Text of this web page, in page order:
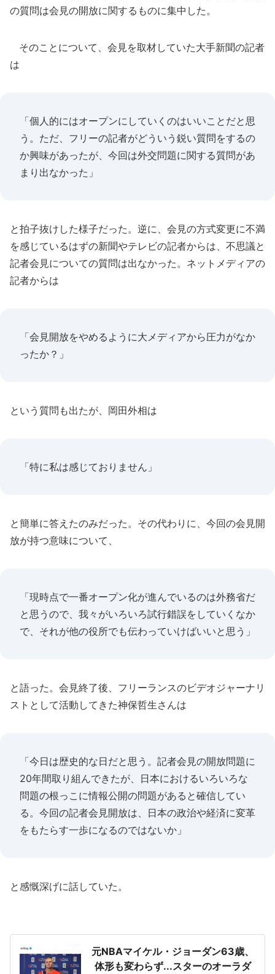
の質問は会見の開放に関するものに集中した。
そのことについて、会見を取材していた大手新聞の記者
は
「個人的にはオープンにしていくのはいいことだと思
う。ただ、フリーの記者がどういう鋭い質問をするの
か興味があったが、今回は外交問題に関する質問があ
まり出なかった」
と拍子抜けした様子だった。逆に、会見の方式変更に不満
を感じているはずの新聞やテレビの記者からは、不思議と
記者会見についての質問は出なかった。ネットメディアの
記者からは
「会見開放をやめるように大メディアから圧力がなか
ったか？」
という質問も出たが、岡田外相は
「特に私は感じておりません」
と簡単に答えたのみだった。その代わりに、今回の会見開
放が持つ意味について、
「現時点で一番オープン化が進んでいるのは外務省だ
と思うので、我々がいろいろ試行錯誤をしていくなか
で、それが他の役所でも伝わっていけばいいと思う」
と語った。会見終了後、フリーランスのビデオジャーナリ
ストとして活動してきた神保哲生さんは
「今日は歴史的な日だと思う。記者会見の開放問題に
20年間取り組んできたが、日本におけるいろいろな
問題の根っこに情報公開の問題があると確信してい
る。今回の記者会見開放は、日本の政治や経済に変革
をもたらす一歩になるのではないか」
と感慨深げに話していた。
元NBAマイケル・ジョーダン63歳、
体形も変わらず...スターのオーラダ